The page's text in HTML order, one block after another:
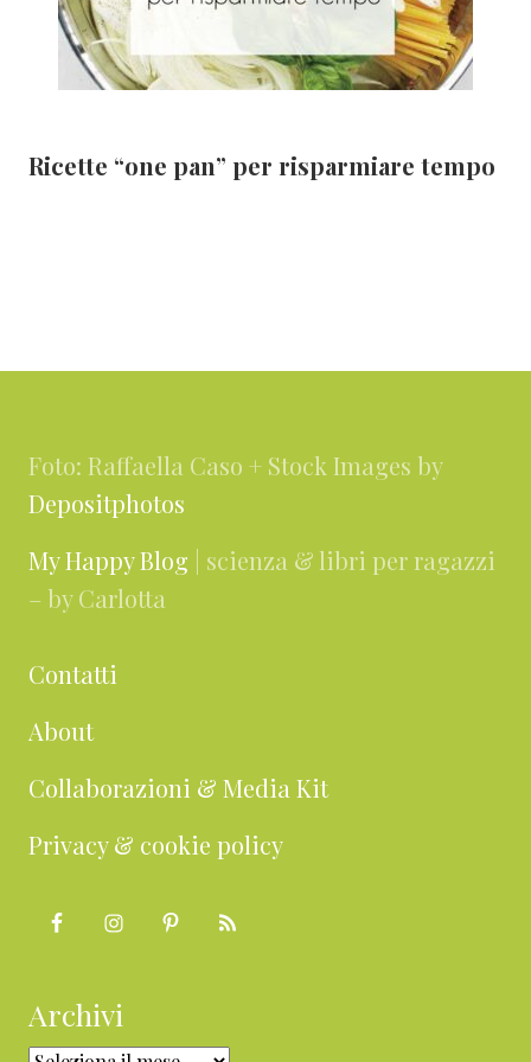
Ricette “one pan” per risparmiare tempo
Foto: Raffaella Caso + Stock Images by
Depositphotos
My Happy Blog | scienza & libri per ragazzi
– by Carlotta
Contatti
About
Collaborazioni & Media Kit
Privacy & cookie policy
Archivi